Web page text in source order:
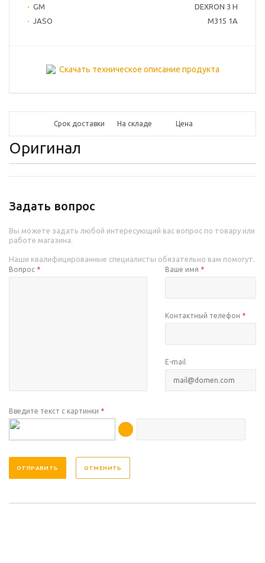
GM
DEXRON 3 H
JASO
M315 1A
Скачать техническое описание продукта
Срок доставки На складе Цена
Оригинал
Задать вопрос
Вы можете задать любой интересующий вас вопрос по товару или
работе магазина.
Наши квалифицированные специалисты обязательно вам помогут.
Вопрос * Ваше имя *
Контактный телефон *
E-mail
Введите текст с картинки *
ОТМЕНИТЬ